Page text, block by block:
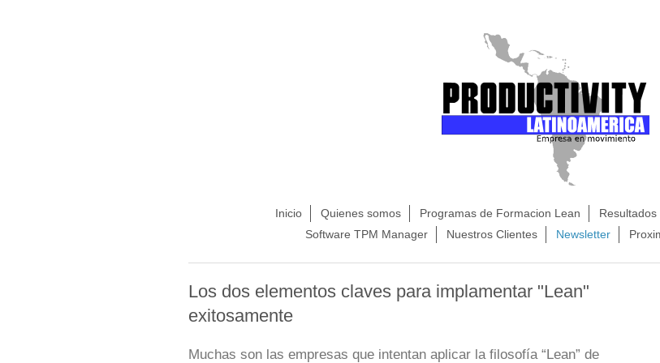
Inicio Quienes somos Programas de Formacion Lean
Software TPM Manager
Nuestros Clientes Newsletter
Los dos elementos claves para implamentar "Lean"
exitosamente
Muchas son las empresas que intentan aplicar la filosofía “Lean” de